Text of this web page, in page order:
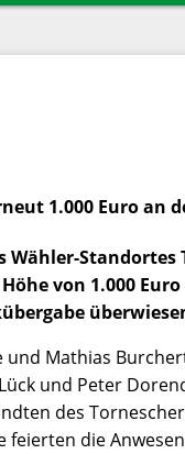
1.000 Euro an
von 1.000
Mathias
und Peter
des
die